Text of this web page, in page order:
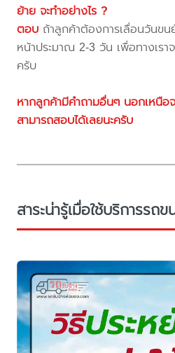
ย้าย จะทำอย่างไร ?
ตอบ ถ้าลูกค้าต้องการเลื่อนวันข
หน้าประมาณ 2-3 วัน เพื่อทางเรา
ครับ
หากลูกค้ามีคำถามอื่นๆ นอกเหนือ
สามารถสอบได้เลยนะครับ
สาระน่ารู้เมื่อใช้บริการรถ